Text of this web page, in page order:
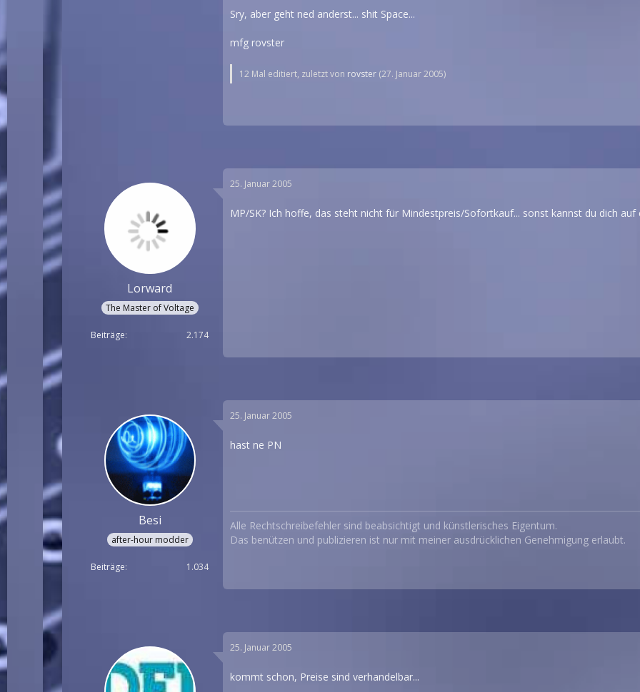
Sry, aber geht ned anderst... shit Space...
mfg rovster
12 Mal editiert, zuletzt von rovster (27. Januar 2005)
Lorward
The Master of Voltage
Beiträge 2.174
25. Januar 2005
MP/SK? Ich hoffe, das steht nicht für Mindestpreis/Sofortkauf... sonst kannst du dich
Besi
after-hour modder
Beiträge 1.034
25. Januar 2005
hast ne PN
Alle Rechtschreibefehler sind beabsichtigt und künstlerisches Eigentum.
Das benützen und publizieren ist nur mit meiner ausdrücklichen Genehmigung erlaubt.
25. Januar 2005
kommt schon, Preise sind verhandelbar...